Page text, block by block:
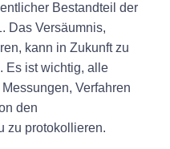
Bestandteil der
Das Versäumnis,
kann in Zukunft zu
Es ist wichtig, alle
Verfahren
den
zu protokollieren.